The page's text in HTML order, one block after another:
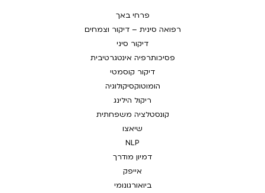
פרחי באך
רפואה סינית – דיקור וצמחים
דיקור סיני
פסיכותרפיה אינטגרטיבית
דיקור קוסמטי
הומוטוקסיקולוגיה
ריקול הילינג
קונסטלציה משפחתית
שיאצו
NLP
דמיון מודרך
אייפק
ביואורגונומי